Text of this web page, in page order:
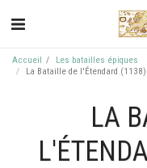
Accueil
Les batailles épiques
La Bataille de l'Étendard
LA